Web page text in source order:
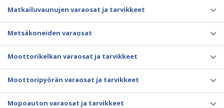
Matkailuvaunujen varaosat ja tarvikkeet
Metsäkoneiden varaosat
Moottorikelkan varaosat ja tarvikkeet
Moottoripyörän varaosat ja tarvikkeet
Mopoauton varaosat ja tarvikkeet